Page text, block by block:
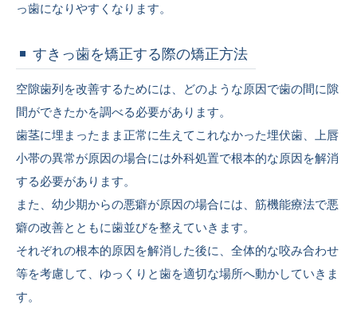
っ歯になりやすくなります。
すきっ歯を矯正する際の矯正方法
空隙歯列を改善するためには、どのような原因で歯の間に隙
間ができたかを調べる必要があります。
歯茎に埋まったまま正常に生えてこれなかった埋伏歯、上唇
小帯の異常が原因の場合には外科処置で根本的な原因を解消
する必要があります。
また、幼少期からの悪癖が原因の場合には、筋機能療法で悪
癖の改善とともに歯並びを整えていきます。
それぞれの根本的原因を解消した後に、全体的な咬み合わせ
等を考慮して、ゆっくりと歯を適切な場所へ動かしていきま
す。